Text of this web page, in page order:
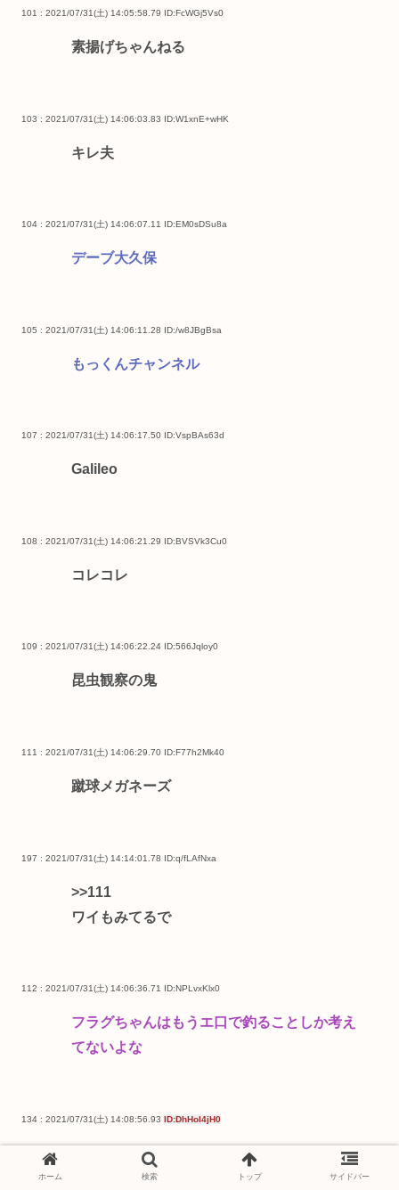
101 : 2021/07/31(土) 14:05:58.79 ID:FcWGj5Vs0
素揚げちゃんねる
103 : 2021/07/31(土) 14:06:03.83 ID:W1xnE+wHK
キレ夫
104 : 2021/07/31(土) 14:06:07.11 ID:EM0sDSu8a
デーブ大久保
105 : 2021/07/31(土) 14:06:11.28 ID:/w8JBgBsa
もっくんチャンネル
107 : 2021/07/31(土) 14:06:17.50 ID:VspBAs63d
Galileo
108 : 2021/07/31(土) 14:06:21.29 ID:BVSVk3Cu0
コレコレ
109 : 2021/07/31(土) 14:06:22.24 ID:566Jqloy0
昆虫観察の鬼
111 : 2021/07/31(土) 14:06:29.70 ID:F77h2Mk40
蹴球メガネーズ
197 : 2021/07/31(土) 14:14:01.78 ID:q/fLAfNxa
>>111
ワイもみてるで
112 : 2021/07/31(土) 14:06:36.71 ID:NPLvxKlx0
フラグちゃんはもうエ口で釣ることしか考え
てないよな
134 : 2021/07/31(土) 14:08:56.93 ID:DhHoI4jH0
フラグちゃんでシコれればいいの😡
ホーム 検索 トップ サイドバー